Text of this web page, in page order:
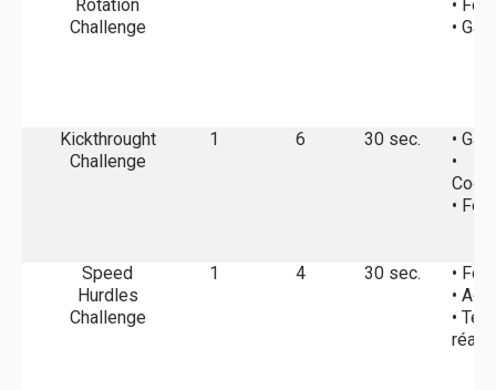
Rotation
Challenge
•
•
Kickthrought
Challenge
1 6 30 sec.
•
•
•
Speed
Hurdles
Challenge
1 4 30 sec.
•
•
•